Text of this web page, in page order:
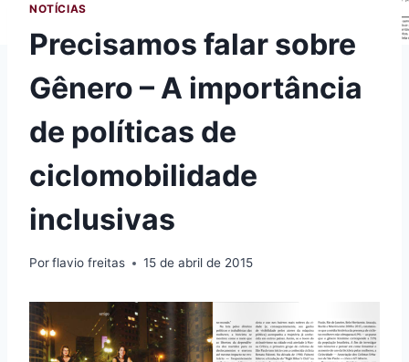
NOTÍCIAS
Precisamos falar sobre
Gênero – A importância
de políticas de
ciclomobilidade
inclusivas
Porflavio freitas 15 de abril de 2015